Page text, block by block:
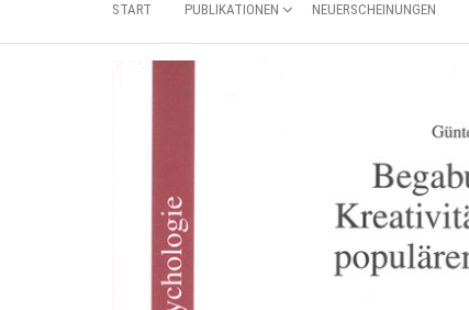
START PUBLIKATIONEN NEUERSCHEINUNGEN